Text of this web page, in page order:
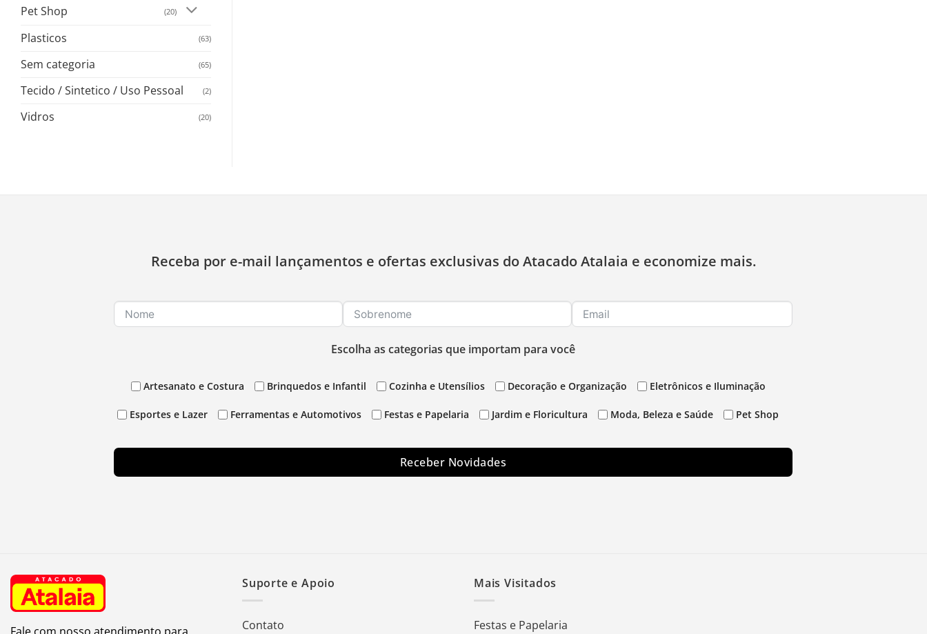
Pet Shop (20)
Plasticos (63)
Sem categoria (65)
Tecido / Sintetico / Uso Pessoal (2)
Vidros (20)
Receba por e-mail lançamentos e ofertas exclusivas do Atacado Atalaia e economize mais.
Escolha as categorias que importam para você
Artesanato e Costura Brinquedos e Infantil Cozinha e Utensílios Decoração e Organização Eletrônicos e Iluminação
Esportes e Lazer Ferramentas e Automotivos Festas e Papelaria Jardim e Floricultura Moda, Beleza e Saúde Pet Shop
Receber Novidades
Suporte e Apoio
Contato
Mais Visitados
Festas e Papelaria